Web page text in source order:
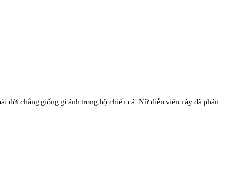
đời chẳng giống gì ảnh trong hộ chiếu cả. Nữ diễn viên này đã phản